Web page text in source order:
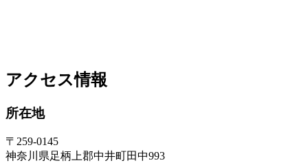
アクセス情報
所在地
〒259-0145
神奈川県足柄上郡中井町田中993